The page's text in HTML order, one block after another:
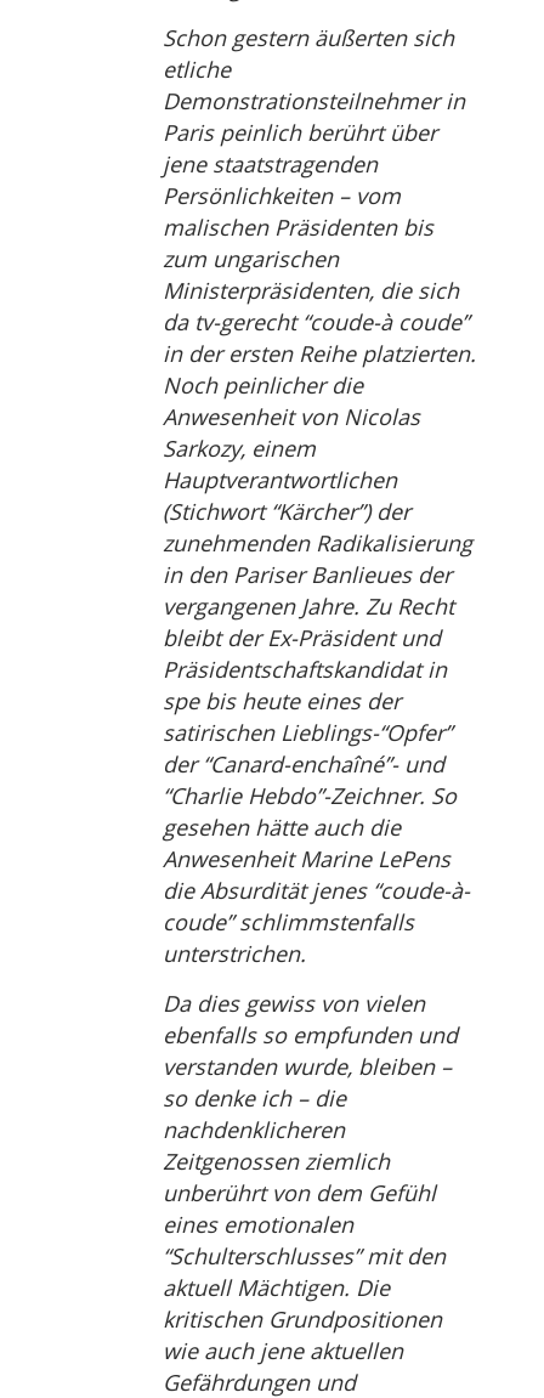
Schon gestern äußerten sich
etliche
Demonstrationsteilnehmer in
Paris peinlich berührt über
jene staatstragenden
Persönlichkeiten – vom
malischen Präsidenten bis
zum ungarischen
Ministerpräsidenten, die sich
da tv-gerecht “coude-à coude”
in der ersten Reihe platzierten.
Noch peinlicher die
Anwesenheit von Nicolas
Sarkozy, einem
Hauptverantwortlichen
(Stichwort “Kärcher”) der
zunehmenden Radikalisierung
in den Pariser Banlieues der
vergangenen Jahre. Zu Recht
bleibt der Ex-Präsident und
Präsidentschaftskandidat in
spe bis heute eines der
satirischen Lieblings-“Opfer”
der “Canard-enchaîné”- und
“Charlie Hebdo”-Zeichner. So
gesehen hätte auch die
Anwesenheit Marine LePens
die Absurdität jenes “coude-à-
coude” schlimmstenfalls
unterstrichen.
Da dies gewiss von vielen
ebenfalls so empfunden und
verstanden wurde, bleiben –
so denke ich – die
nachdenklicheren
Zeitgenossen ziemlich
unberührt von dem Gefühl
eines emotionalen
“Schulterschlusses” mit den
aktuell Mächtigen. Die
kritischen Grundpositionen
wie auch jene aktuellen
Gefährdungen und